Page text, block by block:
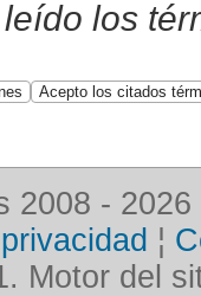
los
2008 - 2026
privacidad ¦
Motor del